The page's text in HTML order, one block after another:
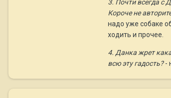
3. Почти всегда с
Короче не
надо уже собаке
ходить и прочее.
4. Данка жрет
всю эту гадость?-